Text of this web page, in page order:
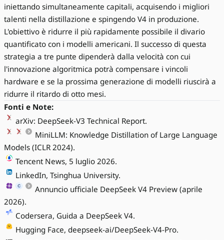
iniettando simultaneamente capitali, acquisendo i migliori
talenti nella distillazione e spingendo V4 in produzione.
L'obiettivo è ridurre il più rapidamente possibile il divario
quantificato con i modelli americani. Il successo di questa
strategia a tre punte dipenderà dalla velocità con cui
l'innovazione algoritmica potrà compensare i vincoli
hardware e se la prossima generazione di modelli riuscirà a
ridurre il ritardo di otto mesi.
Fonti e Note:
arXiv: DeepSeek-V3 Technical Report.
MiniLLM: Knowledge Distillation of Large Language
Models (ICLR 2024).
Tencent News, 5 luglio 2026.
LinkedIn, Tsinghua University.
Annuncio ufficiale DeepSeek V4 Preview (aprile
2026).
Codersera, Guida a DeepSeek V4.
Hugging Face, deepseek-ai/DeepSeek-V4-Pro.